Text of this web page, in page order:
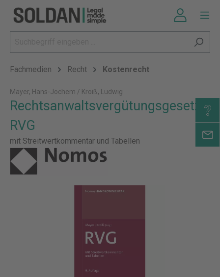
Fachmedien Recht Kostenrecht
Mayer, Hans-Jochem / Kroiß, Ludwig
Rechtsanwaltsvergütungsgesetz:
RVG
mit Streitwertkommentar und Tabellen